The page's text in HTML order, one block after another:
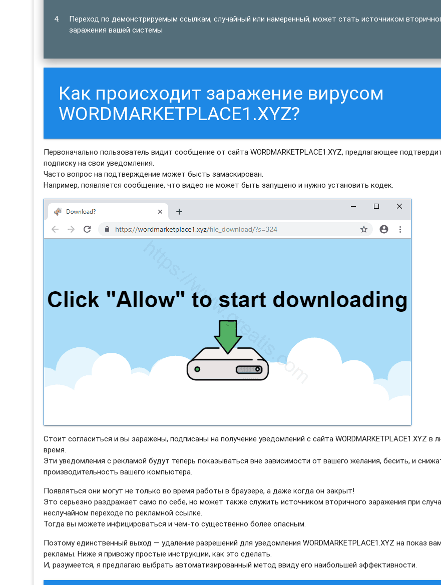
Переход по демонстрируемым ссылкам, случайный или намеренный, может стать источником
заражения вашей системы
Как происходит заражение вирусом
WORDMARKETPLACE1.XYZ?
Первоначально пользователь видит сообщение от сайта WORDMARKETPLACE1.XYZ, предлагающее
подписку на свои уведомления.
Часто вопрос на подтверждение может бысть замаскирован.
Например, появляется сообщение, что видео не может быть запущено и нужно установить кодек.
Стоит согласиться и вы заражены, подписаны на получение уведомлений с сайта WORDMARKETPLACE1.XYZ в
время.
Эти уведомления с рекламой будут теперь показываться вне зависимости от вашего желания, бесить, и
производительность вашего компьютера.
Появляться они могут не только во время работы в браузере, а даже когда он закрыт!
Это серьезно раздражает само по себе, но может также служить источником вторичного заражения при
неслучайном переходе по рекламной ссылке.
Тогда вы можете инфицироваться и чем-то существенно более опасным.
Поэтому единственный выход — удаление разрешений для уведомления WORDMARKETPLACE1.XYZ на показ вам
рекламы. Ниже я привожу простые инструкции, как это сделать.
И, разумеется, я предлагаю выбрать автоматизированный метод ввиду его наибольшей эффективности.